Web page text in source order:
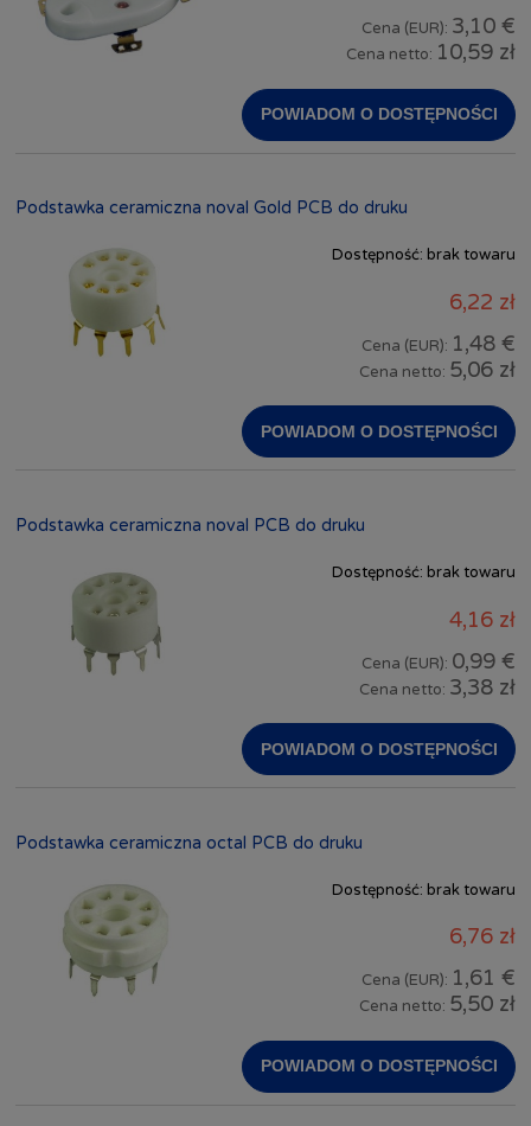
Cena (EUR): 3,10 €
Cena netto: 10,59 zł
POWIADOM O DOSTĘPNOŚCI
Podstawka ceramiczna noval Gold PCB do druku
Dostępność: brak towaru
6,22 zł
Cena (EUR): 1,48 €
Cena netto: 5,06 zł
POWIADOM O DOSTĘPNOŚCI
Podstawka ceramiczna noval PCB do druku
Dostępność: brak towaru
4,16 zł
Cena (EUR): 0,99 €
Cena netto: 3,38 zł
POWIADOM O DOSTĘPNOŚCI
Podstawka ceramiczna octal PCB do druku
Dostępność: brak towaru
6,76 zł
Cena (EUR): 1,61 €
Cena netto: 5,50 zł
POWIADOM O DOSTĘPNOŚCI